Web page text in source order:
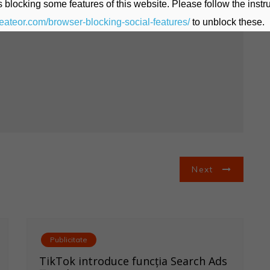
Next
Publicitate
TikTok introduce funcția Search Ads
blocking some features of this website. Please follow the
browser-blocking-social-features/to unblock these.